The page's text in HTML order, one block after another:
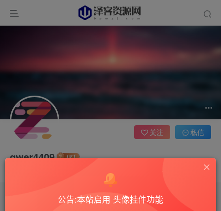
qwer4409
关注 私信
0 评论18 版块0 帖子0 粉丝
公告:本站启用 头像挂件功能